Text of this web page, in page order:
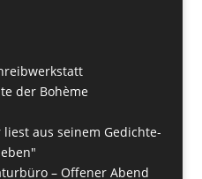
der Bohème
aus seinem Gedichte-
– Offener Abend